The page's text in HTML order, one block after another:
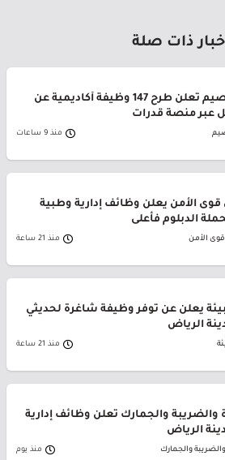
ذات صلة
جامعة القصيم تعلن طرح 147 وظيفة أكاديمية عن
عبر منصة قدرات
منذ 9 ساعات
الأمن يعلن وظائف إدارية وطبية
الدبلوم فأعلى
الأمن منذ 21 ساعة
يعلن عن توفر وظيفة شاغرة لحديثي
الرياض
منذ 21 ساعة
والضريبة والجمارك تعلن وظائف إدارية
الرياض
والضريبة والجمارك منذ يوم